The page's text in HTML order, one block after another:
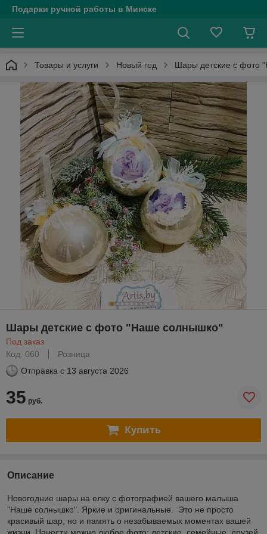
Подарки ручной работы в Минске
Товары и услуги Новый год Шары детские с фото
Шары детские с фото "Наше солнышко"
Под заказ
Код: 060
Розница
Отправка с 13 августа 2026
35 руб.
Купить
Описание
Новогодние шары на елку с фотографией вашего малыша
"Наше солнышко". Яркие и оригинальные. Это не просто
красивый шар, но и память о незабываемых моментах вашей
жизни. Нанести можно любое фото: детские, семейные, друзей